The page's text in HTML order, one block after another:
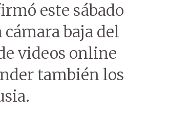
este sábado
baja del
videos online
también los